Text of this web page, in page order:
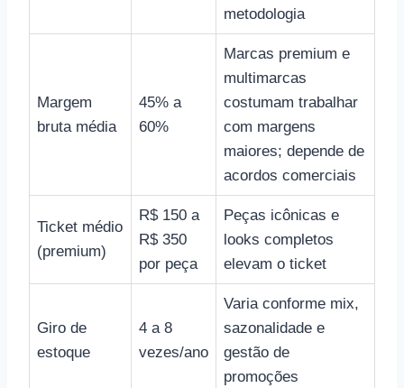
metodologia
Margem
bruta média
45% a
60%
Marcas premium e
multimarcas
costumam trabalhar
com margens
maiores; depende de
acordos comerciais
Ticket médio
(premium)
R$ 150 a
R$ 350
por peça
Peças icônicas e
looks completos
elevam o ticket
Giro de
estoque
4 a 8
vezes/ano
Varia conforme mix,
sazonalidade e
gestão de
promoções